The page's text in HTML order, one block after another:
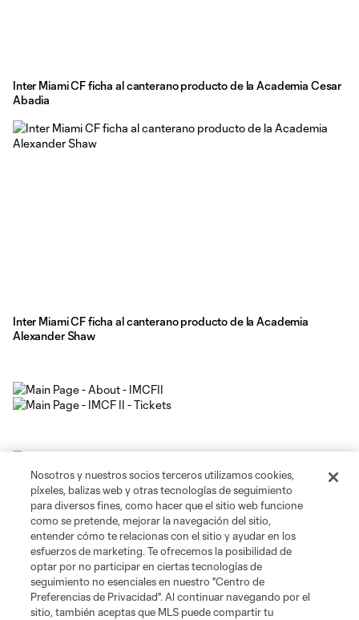
Inter Miami CF ficha al canterano producto de la Academia Cesar
Abadia
Inter Miami CF ficha al canterano producto de la Academia
Alexander Shaw
Nosotros y nuestros socios terceros utilizamos cookies,
píxeles, balizas web y otras tecnologías de seguimiento
para diversos fines, como hacer que el sitio web funcione
como se pretende, mejorar la navegación del sitio,
entender cómo te relacionas con el sitio y ayudar en los
esfuerzos de marketing. Te ofrecemos la posibilidad de
optar por no participar en ciertas tecnologías de
seguimiento no esenciales en nuestro "Centro de
Preferencias de Privacidad". Al continuar navegando por el
sitio, también aceptas que MLS puede compartir tu